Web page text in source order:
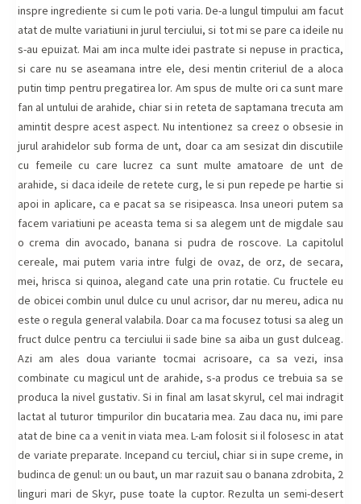
inspre ingrediente si cum le poti varia. De-a lungul timpului am facut
atat de multe variatiuni in jurul terciului, si tot mi se pare ca ideile nu
s-au epuizat. Mai am inca multe idei pastrate si nepuse in practica,
si care nu se aseamana intre ele, desi mentin criteriul de a aloca
putin timp pentru pregatirea lor. Am spus de multe ori ca sunt mare
fan al untului de arahide, chiar si in reteta de saptamana trecuta am
amintit despre acest aspect. Nu intentionez sa creez o obsesie in
jurul arahidelor sub forma de unt, doar ca am sesizat din discutiile
cu femeile cu care lucrez ca sunt multe amatoare de unt de
arahide, si daca ideile de retete curg, le si pun repede pe hartie si
apoi in aplicare, ca e pacat sa se risipeasca. Insa uneori putem sa
facem variatiuni pe aceasta tema si sa alegem unt de migdale sau
o crema din avocado, banana si pudra de roscove. La capitolul
cereale, mai putem varia intre fulgi de ovaz, de orz, de secara,
mei, hrisca si quinoa, alegand cate una prin rotatie. Cu fructele eu
de obicei combin unul dulce cu unul acrisor, dar nu mereu, adica nu
este o regula general valabila. Doar ca ma focusez totusi sa aleg un
fruct dulce pentru ca terciului ii sade bine sa aiba un gust dulceag.
Azi am ales doua variante tocmai acrisoare, ca sa vezi, insa
combinate cu magicul unt de arahide, s-a produs ce trebuia sa se
produca la nivel gustativ. Si in final am lasat skyrul, cel mai indragit
lactat al tuturor timpurilor din bucataria mea. Zau daca nu, imi pare
atat de bine ca a venit in viata mea. L-am folosit si il folosesc in atat
de variate preparate. Incepand cu terciul, chiar si in supe creme, in
budinca de genul: un ou baut, un mar razuit sau o banana zdrobita, 2
linguri mari de Skyr, puse toate la cuptor. Rezulta un semi-desert